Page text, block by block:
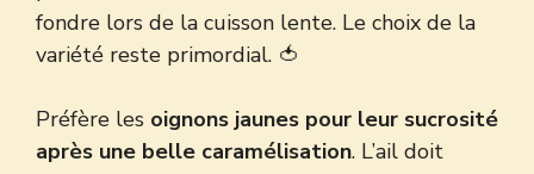
fondre lors de la cuisson lente. Le choix de la
variété reste primordial. 🍅
Préfère les oignons jaunes pour leur sucrosité
après une belle caramélisation. L’ail doit